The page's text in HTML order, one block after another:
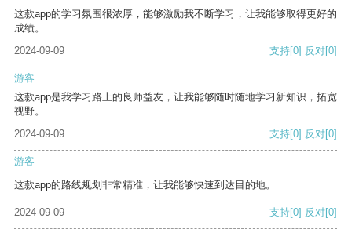
这款app的学习氛围很浓厚，能够激励我不断学习，让我能够取得更好的
成绩。
2024-09-09
支持[0] 反对[0]
游客
这款app是我学习路上的良师益友，让我能够随时随地学习新知识，拓宽
视野。
2024-09-09
支持[0] 反对[0]
游客
这款app的路线规划非常精准，让我能够快速到达目的地。
2024-09-09 支持[0] 反对[0]